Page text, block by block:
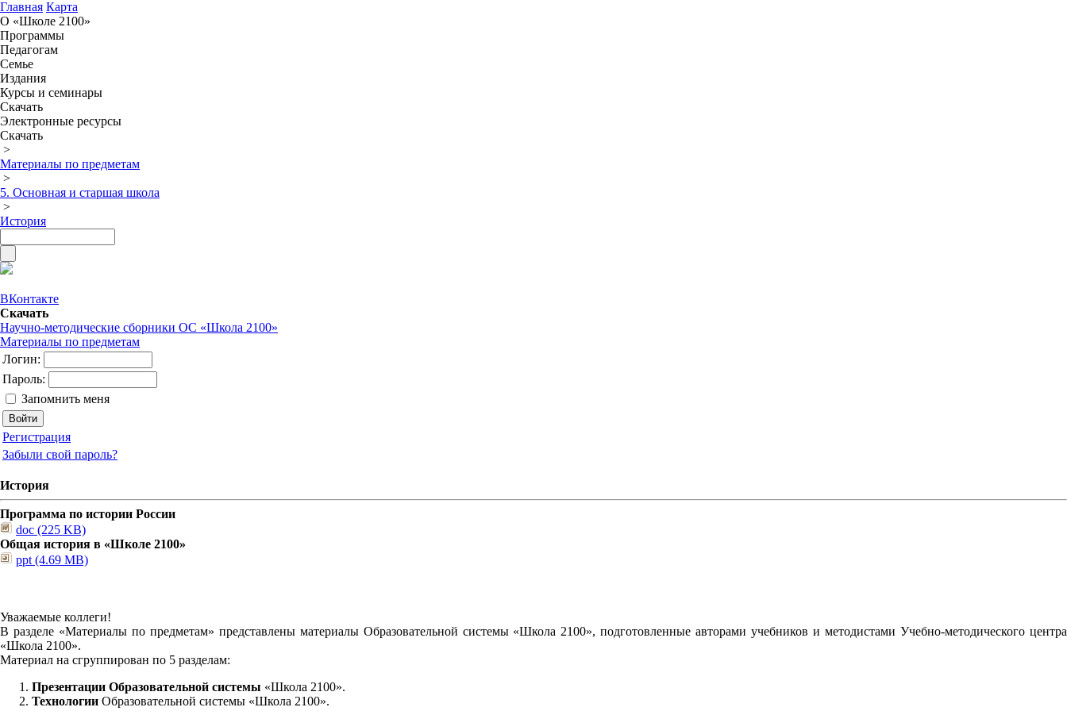
Главная Карта
О «Школе 2100»
Программы
Педагогам
Семье
Издания
Курсы и семинары
Скачать
Электронные ресурсы
Скачать
>
Материалы по предметам
>
5. Основная и старшая школа
>
История
ВКонтакте
Скачать
Научно-методические сборники ОС «Школа 2100»
Материалы по предметам
Логин:
Пароль:
Запомнить меня
Регистрация
Забыли свой пароль?
История
Программа по истории России
doc (225 KB)
Общая история в «Школе 2100»
ppt (4.69 MB)
Уважаемые коллеги!
В разделе «Материалы по предметам» представлены материалы Образовательной системы «Школа 2100», подготовленные авторами учебников и методистами Учебно-методического центра
«Школа 2100».
Материал на сгруппирован по 5 разделам:
Презентации Образовательной системы «Школа 2100».
Технологии Образовательной системы «Школа 2100».